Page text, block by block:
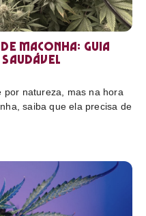
maconha: guia
por natureza, mas na hora
saiba que ela precisa de